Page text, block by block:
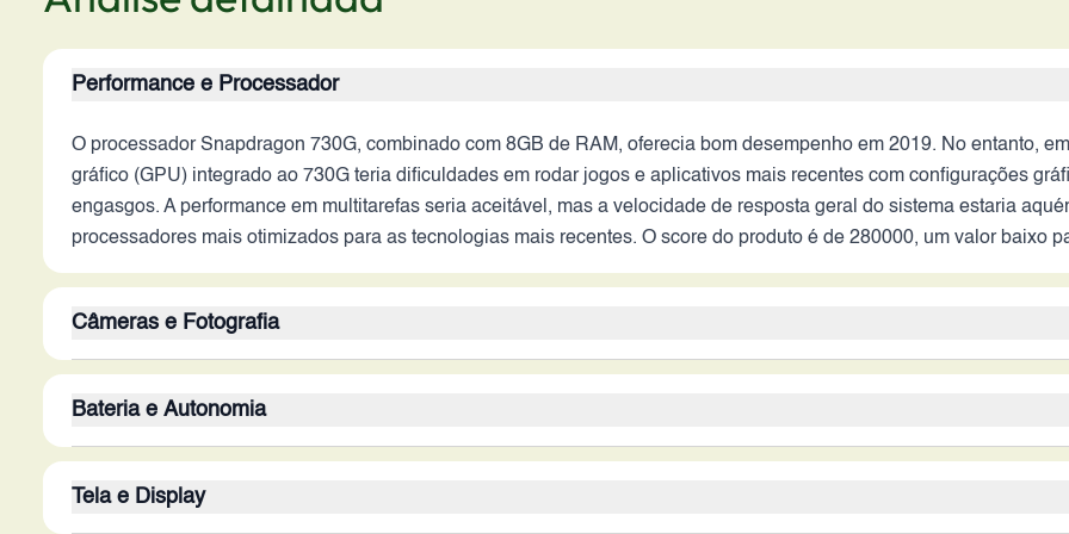
Performance e Processador
O processador Snapdragon 730G, combinado com 8GB de RAM, oferecia bom desempenho em 2019. No entanto,
gráfico (GPU) integrado ao 730G teria dificuldades em rodar jogos e aplicativos mais recentes com configurações
engasgos. A performance em multitarefas seria aceitável, mas a velocidade de resposta geral do sistema estaria
processadores mais otimizados para as tecnologias mais recentes. O score do produto é de 280000, um valor baixo
Câmeras e Fotografia
permitia capturar fotos com boa riqueza de detalhes e versatilidade. A presença de estabilização óptica de imagem
especialmente em condições de baixa luminosidade. Em 2026, a qualidade de imagem ainda seria boa, mas a
Bateria e Autonomia
energética do processador e tela influenciariam a duração da bateria. A ausência de informações sobre a tecnologia
Tela e Display